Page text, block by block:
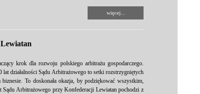
więcej...
krok dla rozwoju polskiego arbitrażu gospodarczego.
działalności Sądu Arbitrażowego to setki rozstrzygniętych
To doskonała okazja, by podziękować wszystkim,
Arbitrażowego przy Konfederacji Lewiatan pochodzi z